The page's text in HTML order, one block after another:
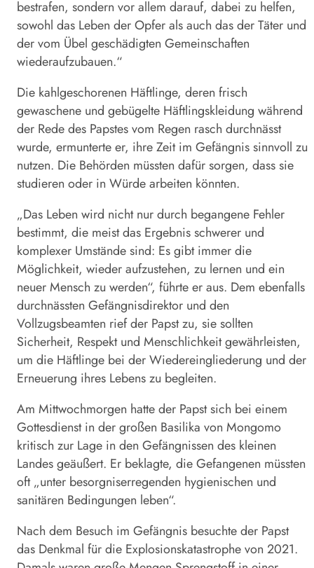
bestrafen, sondern vor allem darauf, dabei zu helfen,
sowohl das Leben der Opfer als auch das der Täter und
der vom Übel geschädigten Gemeinschaften
wiederaufzubauen.“
Die kahlgeschorenen Häftlinge, deren frisch
gewaschene und gebügelte Häftlingskleidung während
der Rede des Papstes vom Regen rasch durchnässt
wurde, ermunterte er, ihre Zeit im Gefängnissinnvoll zu
nutzen. Die Behörden müssten dafür sorgen, dass sie
studieren oder in Würde arbeiten könnten.
„Das Leben wird nicht nur durch begangene Fehler
bestimmt, die meist das Ergebnis schwerer und
komplexer Umstände sind: Es gibt immer die
Möglichkeit, wieder aufzustehen, zu lernen und ein
neuer Mensch zu werden“, führte er aus. Dem ebenfalls
durchnässten Gefängnisdirektor und den
Vollzugsbeamten rief der Papst zu, sie sollten
Sicherheit, Respekt und Menschlichkeit gewährleisten,
um die Häftlinge bei der Wiedereingliederung und der
Erneuerung ihres Lebens zu begleiten.
Am Mittwochmorgen hatte der Papst sich bei einem
Gottesdienst in der großen Basilika von Mongomo
kritisch zur Lage in den Gefängnissen des kleinen
Landes geäußert. Er beklagte, die Gefangenen müssten
oft „unter besorgniserregenden hygienischen und
sanitären Bedingungen leben“.
Nach dem Besuch im Gefängnis besuchte der Papst
das Denkmal für die Explosionskatastrophe von 2021.